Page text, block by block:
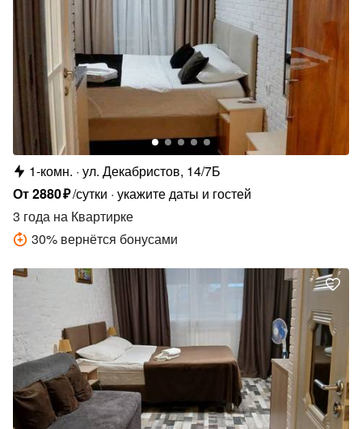
1-комн. ул. Декабристов, 14/7Б
От2880₽/сутки укажите даты и гостей
3 года на Квартирке
30% вернётся бонусами